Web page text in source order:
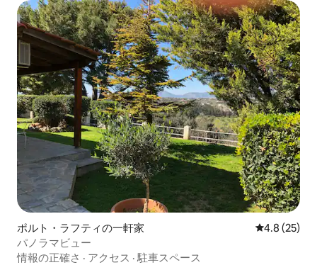
ポルト・ラフティの一軒家 レビュー25
4.8 (25)
パノラマビュー
情報の正確さ · アクセス · 駐車スペース